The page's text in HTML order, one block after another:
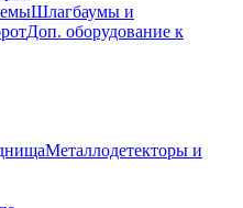
Шлагбаумы и
Доп. оборудование к
Металлодетекторы и